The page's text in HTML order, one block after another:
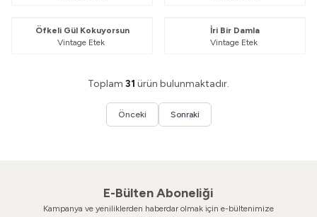
Öfkeli Gül Kokuyorsun
Vintage Etek
İri Bir Damla
Vintage Etek
Toplam 31 ürün bulunmaktadır.
Önceki Sonraki
E-Bülten Aboneliği
Kampanya ve yeniliklerden haberdar olmak için e-bültenimize